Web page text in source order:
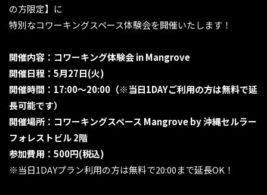
の方限定】に
特別なコワーキングスペース体験会を開催いたします！
開催内容： コワーキング体験会 in Mangrove
開催日程：5月27日(火)
開催時間：17:00〜20:00（※当日1DAYご利用の方は無料で延
長可能です）
開催場所：コワーキングスペース Mangrove by 沖縄セルラー
フォレストビル 2階
参加費用：500円(税込)
※当日1DAYプラン利用の方は無料で20:00まで延長OK！